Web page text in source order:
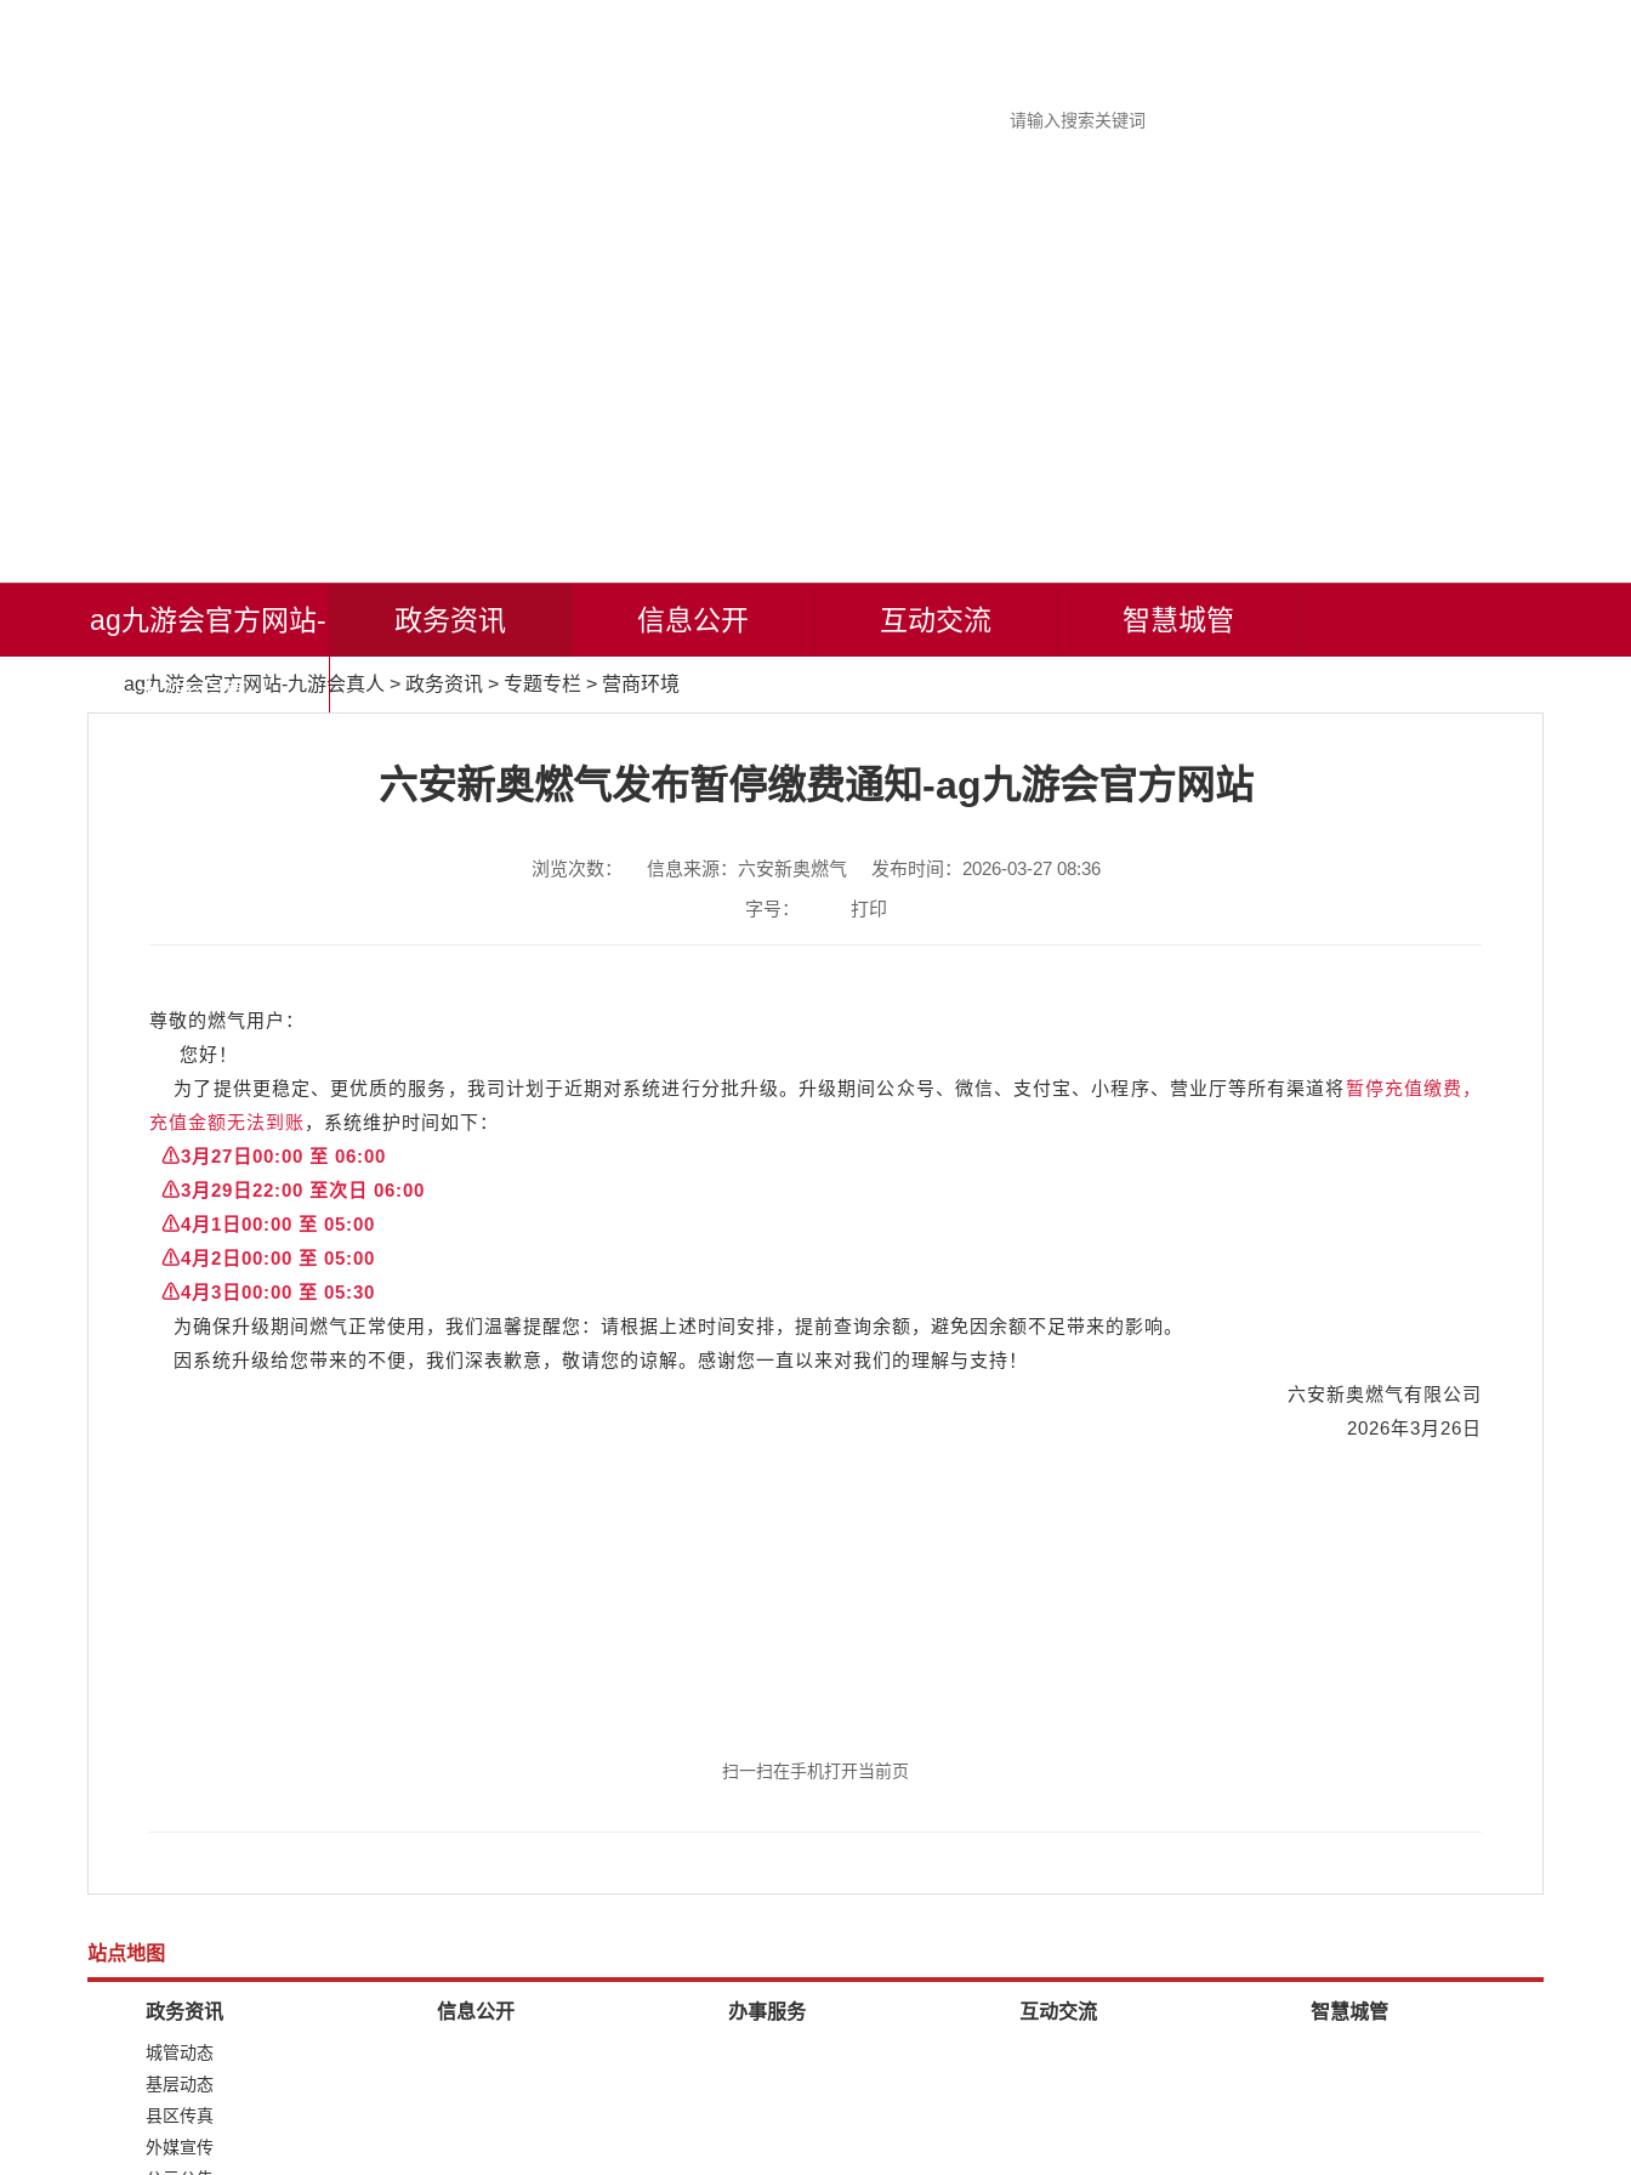
ag九游会官方网站-
九游会真人
政务资讯 信息公开 互动交流 智慧城管
ag九游会官方网站-九游会真人 > 政务资讯 > 专题专栏 > 营商环境
六安新奥燃气发布暂停缴费通知-ag九游会官方网站
浏览次数： 信息来源：六安新奥燃气
发布时间：2026-03-27 08:36
字号：
打印
尊敬的燃气用户：
您好！
为了提供更稳定、更优质的服务，我司计划于近期对系统进行分批升级。升级期间公众号、微信、支付宝、小程序、营业厅等所有渠道将暂停充值缴费，
充值金额无法到账，系统维护时间如下：
⚠3月27日00:00 至 06:00
⚠3月29日22:00 至次日 06:00
⚠4月1日00:00 至 05:00
⚠4月2日00:00 至 05:00
⚠4月3日00:00 至 05:30
为确保升级期间燃气正常使用，我们温馨提醒您：请根据上述时间安排，提前查询余额，避免因余额不足带来的影响。
因系统升级给您带来的不便，我们深表歉意，敬请您的谅解。感谢您一直以来对我们的理解与支持！
六安新奥燃气有限公司
2026年3月26日
扫一扫在手机打开当前页
站点地图
政务资讯
城管动态
基层动态
县区传真
外媒宣传
信息公开 办事服务 互动交流 智慧城管